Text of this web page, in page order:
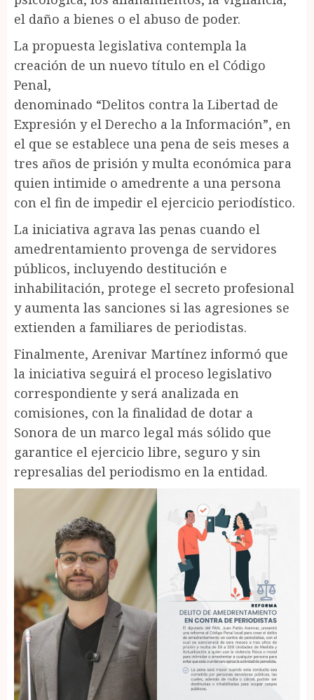
el daño a bienes o el abuso de poder.
La propuesta legislativa contempla la
creación de un nuevo título en el Código
Penal,
denominado “Delitos contra la Libertad de
Expresión y el Derecho a la Información”, en
el que se establece una pena de seis meses a
tres años de prisión y multa económica para
quien intimide o amedrente a una persona
con el fin de impedir el ejercicio periodístico.
La iniciativa agrava las penas cuando el
amedrentamiento provenga de servidores
públicos, incluyendo destitución e
inhabilitación, protege el secreto profesional
y aumenta las sanciones si las agresiones se
extienden a familiares de periodistas.
Finalmente, Arenivar Martínez informó que
la iniciativa seguirá el proceso legislativo
correspondiente y será analizada en
comisiones, con la finalidad de dotar a
Sonora de un marco legal más sólido que
garantice el ejercicio libre, seguro y sin
represalias del periodismo en la entidad.